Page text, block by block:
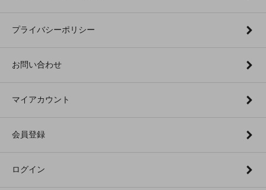
プライバシーポリシー
お問い合わせ
マイアカウント
会員登録
ログイン